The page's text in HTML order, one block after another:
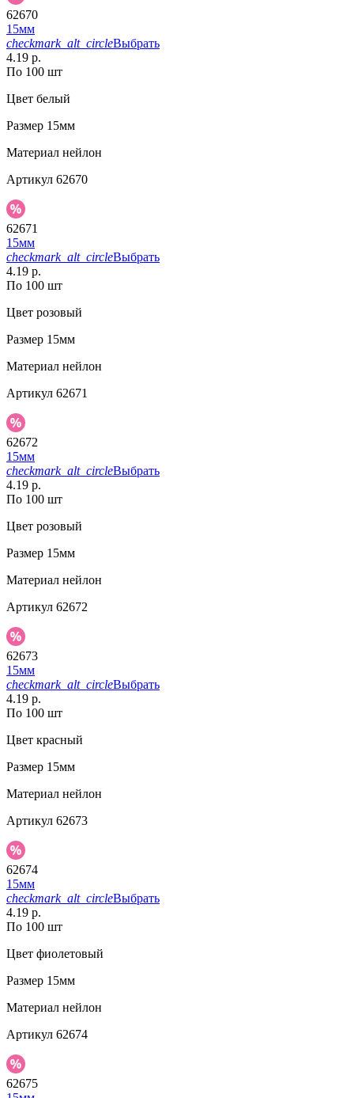
62670
15мм
checkmark_alt_circleВыбрать
4.19 р.
По 100 шт
Цвет белый
Размер 15мм
Материал нейлон
Артикул 62670
62671
15мм
checkmark_alt_circleВыбрать
4.19 р.
По 100 шт
Цвет розовый
Размер 15мм
Материал нейлон
Артикул 62671
62672
15мм
checkmark_alt_circleВыбрать
4.19 р.
По 100 шт
Цвет розовый
Размер 15мм
Материал нейлон
Артикул 62672
62673
15мм
checkmark_alt_circleВыбрать
4.19 р.
По 100 шт
Цвет красный
Размер 15мм
Материал нейлон
Артикул 62673
62674
15мм
checkmark_alt_circleВыбрать
4.19 р.
По 100 шт
Цвет фиолетовый
Размер 15мм
Материал нейлон
Артикул 62674
62675